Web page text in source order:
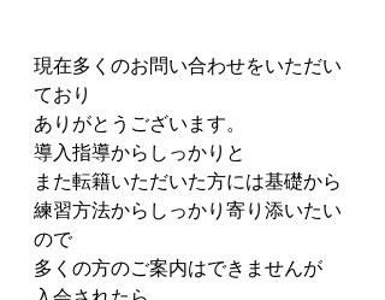
現在多くのお問い合わせをいただい
ており
ありがとうございます。
導入指導からしっかりと
また転籍いただいた方には基礎から
練習方法からしっかり寄り添いたい
ので
多くの方のご案内はできませんが